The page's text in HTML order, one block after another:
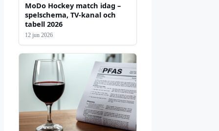
MoDo Hockey match idag –
spelschema, TV-kanal och
tabell 2026
12 jun 2026